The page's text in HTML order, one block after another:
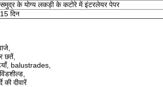
समुद्र के योग्य लकड़ी के कटोरे में इंटरलेयर पेपर
15 दिन
छतें,
balustrades,
दीवारें